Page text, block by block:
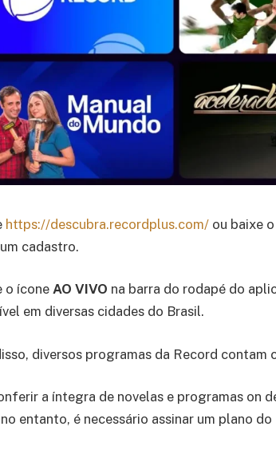
https://descubra.recordplus.com/ ou baixe
cadastro.
o íconeAO VIVO na barra do rodapé do
em diversas cidades do Brasil.
diversos programas da Record contam
a íntegra de novelas e programas on
entanto, é necessário assinar um plano